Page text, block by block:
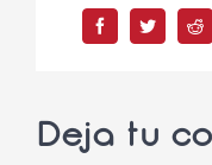
FacebookTwitter
Deja tu